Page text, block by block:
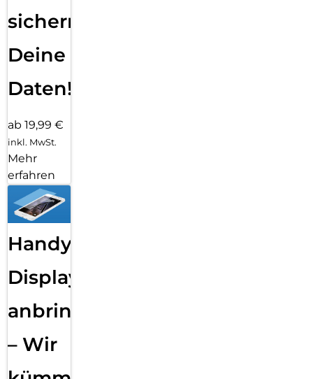
sichern
Deine
Daten!
ab 19,99 €
inkl. MwSt.
Mehr
erfahren
Handy
Displayfolie
anbringen
– Wir